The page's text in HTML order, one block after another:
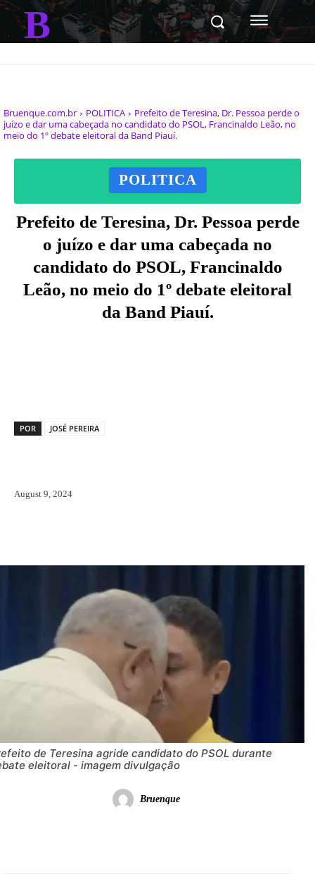
B
Bruenque.com.br POLITICA
Prefeito de Teresina, Dr. Pessoa perde o
juízo e dar uma cabeçada no candidato do PSOL, Francinaldo Leão, no
meio do 1º debate eleitoral da Band Piauí.
POLITICA
Prefeito de Teresina, Dr. Pessoa perde
o juízo e dar uma cabeçada no
candidato do PSOL, Francinaldo
Leão, no meio do 1º debate eleitoral
da Band Piauí.
POR JOSÉ PEREIRA
August 9, 2024
de Teresina agride candidato do PSOL durante
eleitoral - imagem divulgação
Bruenque